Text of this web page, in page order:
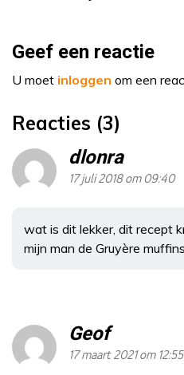
Geef een reactie
U moet inloggen om een
Reacties (3)
dlonra
17 juli 2018 om 09:40
wat is dit lekker, dit recept
mijn man de Gruyère
Geof
17 maart 2021 om 12:55